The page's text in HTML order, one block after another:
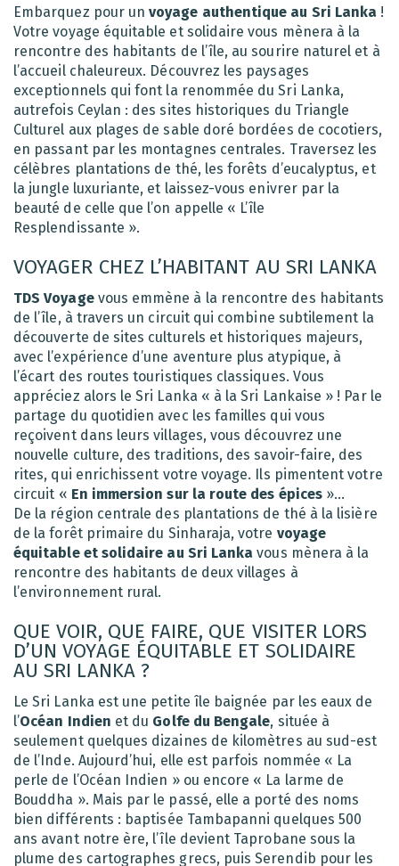
Embarquez pour unvoyage authentique au Sri Lanka !
Votre voyage équitable et solidaire vous mènera à la
rencontre des habitants de l’île, au sourire naturel et à
l’accueil chaleureux. Découvrez les paysages
exceptionnels qui font la renommée du Sri Lanka,
autrefois Ceylan : des sites historiques du Triangle
Culturel aux plages de sable doré bordées de cocotiers,
en passant par les montagnes centrales. Traversez les
célèbres plantations de thé, les forêts d’eucalyptus, et
la jungle luxuriante, et laissez-vous enivrer par la
beauté de celle que l’on appelle « L’île
Resplendissante ».
VOYAGER CHEZ L’HABITANT AU SRI LANKA
TDS Voyagevous emmène à la rencontre des habitants
de l’île, à travers un circuit qui combine subtilement la
découverte de sites culturels et historiques majeurs,
avec l’expérience d’une aventure plus atypique, à
l’écart des routes touristiques classiques. Vous
appréciez alors le Sri Lanka « à la Sri Lankaise » ! Par le
partage du quotidien avec les familles qui vous
reçoivent dans leurs villages, vous découvrez une
nouvelle culture, des traditions, des savoir-faire, des
rites, qui enrichissent votre voyage. Ils pimentent votre
circuit « En immersion sur la route des épices»…
De la région centrale des plantations de thé à la lisière
de la forêt primaire du Sinharaja, votre voyage
équitable et solidaire au Sri Lanka vous mènera à la
rencontre des habitants de deux villages à
l’environnement rural.
QUE VOIR, QUE FAIRE, QUE VISITER LORS
D’UN VOYAGE ÉQUITABLE ET SOLIDAIRE
AU SRI LANKA ?
Le Sri Lanka est une petite île baignée par les eaux de
l’Océan Indien et du Golfe du Bengale, située à
seulement quelques dizaines de kilomètres au sud-est
de l’Inde. Aujourd’hui, elle est parfois nommée « La
perle de l’Océan Indien » ou encore « La larme de
Bouddha ». Mais par le passé, elle a porté des noms
bien différents : baptisée Tambapanni quelques 500
ans avant notre ère, l’île devient Taprobane sous la
plume des cartographes grecs, puis Serendib pour les